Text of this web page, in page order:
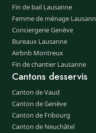
Fin de bail Lausanne
Femme de ménage
Conciergerie Genève
Bureaux Lausanne
Airbnb Montreux
Fin de chantier Lausanne
Cantons desservis
Canton de Vaud
Canton de Genève
Canton de Fribourg
Canton de Neuchâtel